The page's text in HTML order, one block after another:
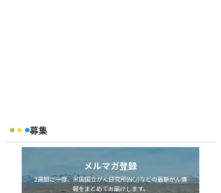
募集
メルマガ登録
2週間に一度、米国国立がん研究所(NCI)などの最新がん情
報をまとめてお届けします。